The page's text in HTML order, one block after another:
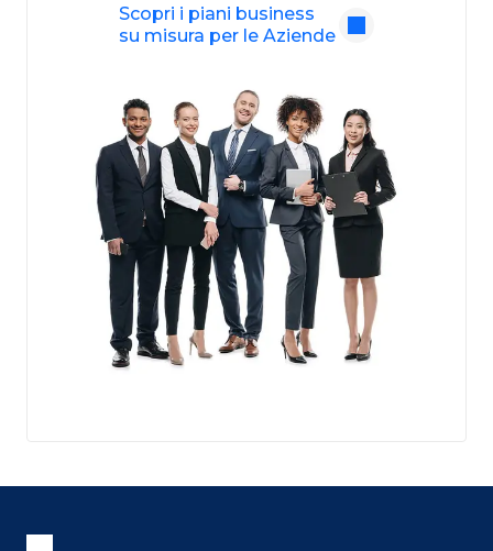
Scopri i piani business
su misura per le Aziende